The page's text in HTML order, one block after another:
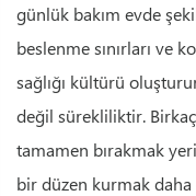
günlük bakım evde
beslenme sınırları ve
sağlığı kültürü
değil sürekliliktir.
tamamen bırakmak
bir düzen kurmak